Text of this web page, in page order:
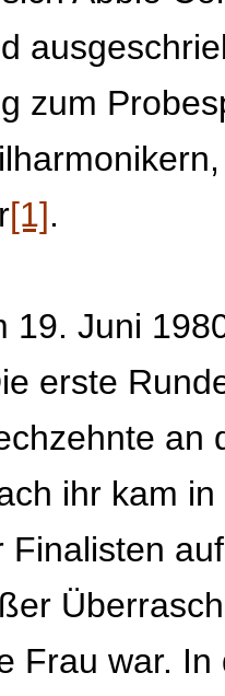
zum
[1].
19. Juni
erste
an
ihr kam
Finalisten
Frau war.